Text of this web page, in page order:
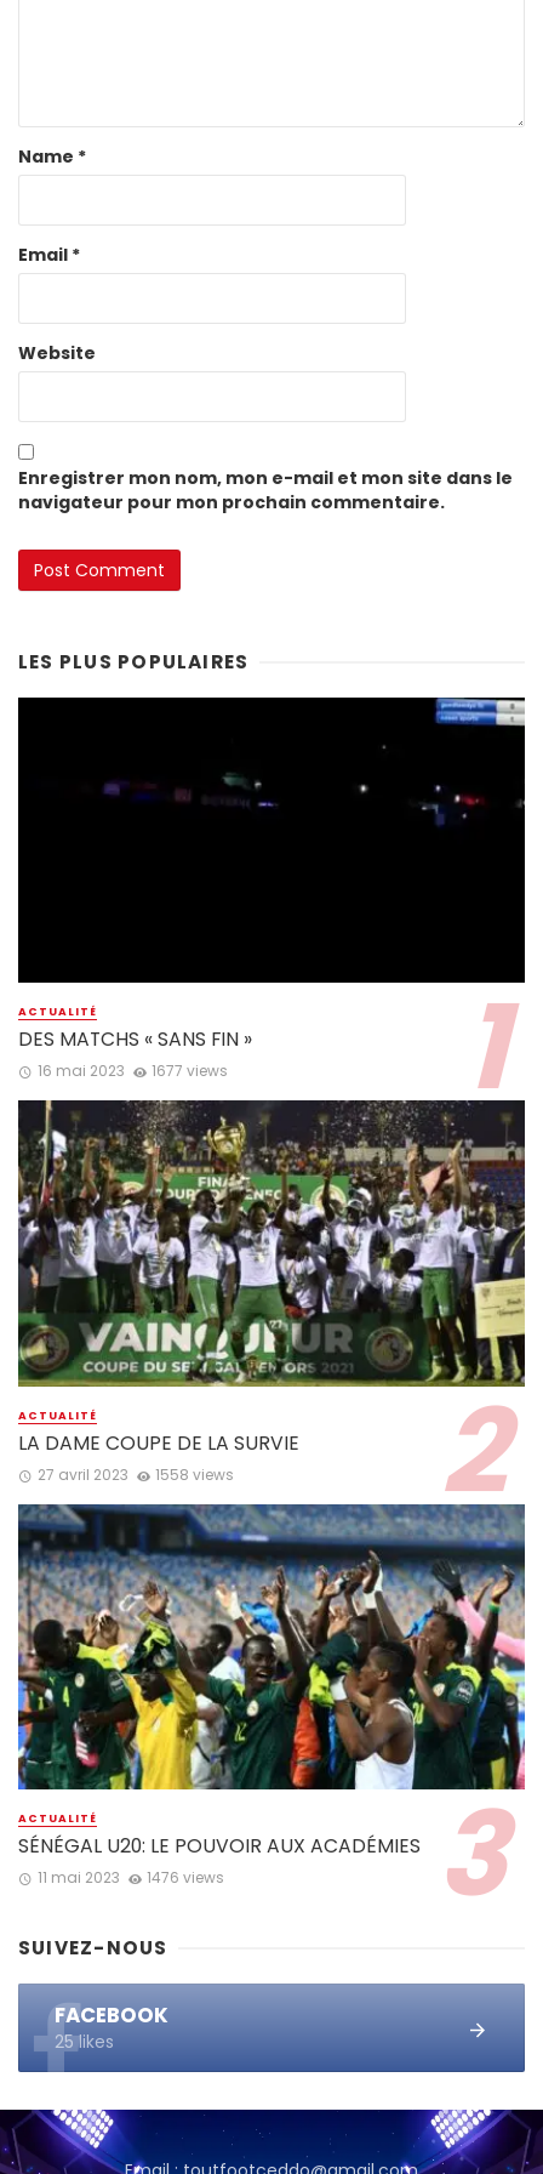
Name *
Email *
Website
Enregistrer mon nom, mon e-mail et mon site dans le
navigateur pour mon prochain commentaire.
LES PLUS POPULAIRES
ACTUALITÉ
DES MATCHS « SANS FIN »
16 mai 2023 1677 views
ACTUALITÉ
LA DAME COUPE DE LA SURVIE
27 avril 2023 1558 views
ACTUALITÉ
SÉNÉGAL U20: LE POUVOIR AUX ACADÉMIES
11 mai 2023 1476 views
SUIVEZ-NOUS
FACEBOOK
25 likes